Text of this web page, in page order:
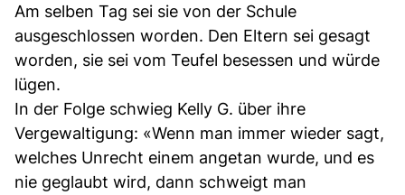
Am selben Tag sei sie von der Schule
ausgeschlossen worden. Den Eltern sei gesagt
worden, sie sei vom Teufel besessen und würde
lügen.
In der Folge schwieg Kelly G. über ihre
Vergewaltigung: «Wenn man immer wieder sagt,
welches Unrecht einem angetan wurde, und es
nie geglaubt wird, dann schweigt man